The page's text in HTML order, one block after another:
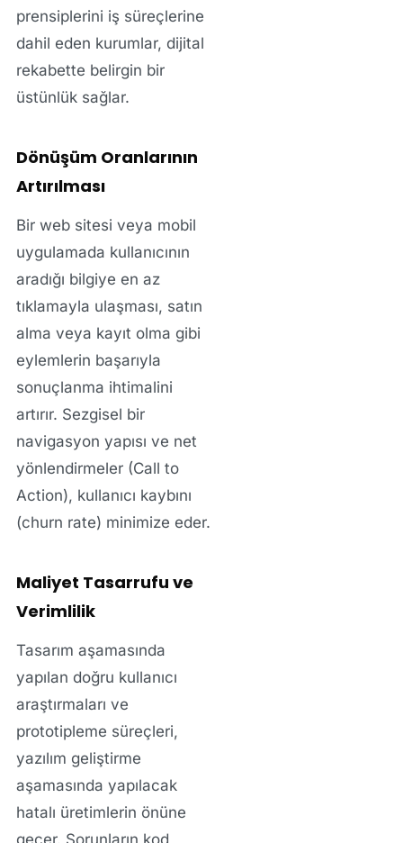
prensiplerini iş süreçlerine
dahil eden kurumlar, dijital
rekabette belirgin bir
üstünlük sağlar.
Dönüşüm Oranlarının
Artırılması
Bir web sitesi veya mobil
uygulamada kullanıcının
aradığı bilgiye en az
tıklamayla ulaşması, satın
alma veya kayıt olma gibi
eylemlerin başarıyla
sonuçlanma ihtimalini
artırır. Sezgisel bir
navigasyon yapısı ve net
yönlendirmeler (Call to
Action), kullanıcı kaybını
(churn rate) minimize eder.
Maliyet Tasarrufu ve
Verimlilik
Tasarım aşamasında
yapılan doğru kullanıcı
araştırmaları ve
prototipleme süreçleri,
yazılım geliştirme
aşamasında yapılacak
hatalı üretimlerin önüne